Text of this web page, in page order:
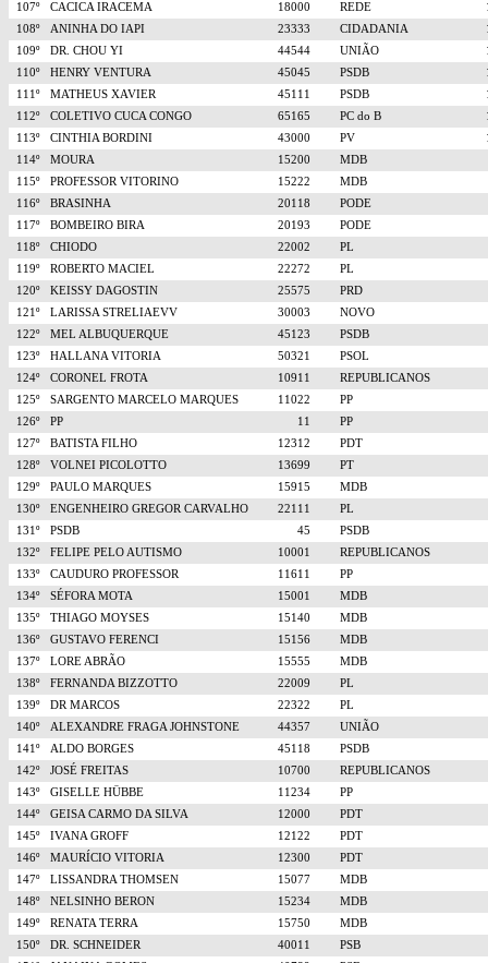
107º
CACICA IRACEMA 18000 REDE
108º
ANINHA DO IAPI 23333 CIDADANIA
109º
DR. CHOU YI 44544 UNIÃO
110º
HENRY VENTURA 45045 PSDB
111º
MATHEUS XAVIER 45111 PSDB
112º
COLETIVO CUCA CONGO 65165 PC do B
113º
CINTHIA BORDINI 43000 PV
114º
MOURA 15200
MDB
115º
PROFESSOR VITORINO 15222
MDB
116º
BRASINHA 20118
PODE
117º
BOMBEIRO BIRA 20193
PODE
118º
CHIODO 22002
PL
119º
ROBERTO MACIEL 22272
PL
120º
KEISSY DAGOSTIN 25575
PRD
121º
LARISSA STRELIAEVV 30003
NOVO
122º
MEL ALBUQUERQUE 45123
PSDB
123º
HALLANA VITORIA 50321
PSOL
124º
CORONEL FROTA 10911
REPUBLICANOS
125º
SARGENTO MARCELO MARQUES 11022
PP
126º
PP 11
PP
127º
BATISTA FILHO 12312
PDT
128º
VOLNEI PICOLOTTO 13699
PT
129º
PAULO MARQUES 15915
MDB
130º
ENGENHEIRO GREGOR CARVALHO 22111
PL
131º
PSDB 45
PSDB
132º
FELIPE PELO AUTISMO 10001
REPUBLICANOS
133º
CAUDURO PROFESSOR 11611
PP
134º
SÉFORA MOTA 15001
MDB
135º
THIAGO MOYSES 15140
MDB
136º
GUSTAVO FERENCI 15156
MDB
137º
LORE ABRÃO 15555
MDB
138º
FERNANDA BIZZOTTO 22009
PL
139º
DR MARCOS 22322
PL
140º
ALEXANDRE FRAGA JOHNSTONE 44357
UNIÃO
141º
ALDO BORGES 45118
PSDB
142º
JOSÉ FREITAS 10700
REPUBLICANOS
143º
GISELLE HÜBBE 11234
PP
144º
GEISA CARMO DA SILVA 12000
PDT
145º
IVANA GROFF 12122
PDT
146º
MAURÍCIO VITORIA 12300
PDT
147º
LISSANDRA THOMSEN 15077
MDB
148º
NELSINHO BERON 15234
MDB
149º
RENATA TERRA 15750
MDB
150º
DR. SCHNEIDER 40011
PSB